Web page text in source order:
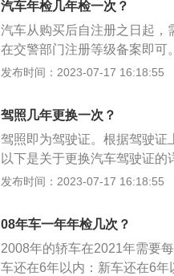
法律规定，机动车所有人在处
程，申请机动车年检。
指定期限内(一般为2年)检测
申领检验合格标志，并张贴到
运轿车等车辆6年内免检政策
月1日之后的车辆，可以免检2
办理年审业务。
汽车年检几年检一次？
汽车从购买后自注册之日起，
在交警部门注册等级备案即可
座以下家用车享受6年免检政
生事故，必须进行上线检查；
年检查一次；对于营运车辆
个月进行一次年检；货车和大
半年检查一次。新车刚满它
车)可享受6年免检，而7座及
车注册时间为基础。如果是
年将需要年检。需要注意的
志。
发布时间：2023-07-17 16:18:55
驾照几年更换一次？
驾照即为驾驶证。根据驾驶证
以下是关于更换汽车驾驶证
证有效期满前90日内，向机动
换证时需要携带身份证原件和
张。另外，还需要携带办理相
发布时间：2023-07-17 16:18:55
08年车一年年检几次？
2008年的轿车在2021年需要
车还在6年以内：新车还在6年